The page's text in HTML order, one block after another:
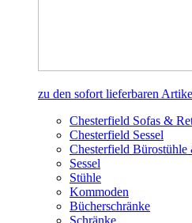
zu den sofort lieferbaren
Chesterfield Sofas &
Chesterfield Sessel
Chesterfield Bürostühle
Sessel
Stühle
Kommoden
Bücherschränke
Schränke